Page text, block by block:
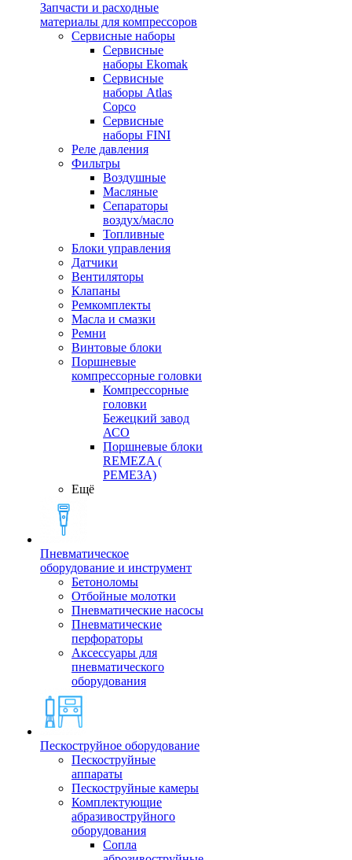
Запчасти и расходные
материалы для компрессоров
Cервисные наборы
Сервисные
наборы Ekomak
Cервисные
наборы Atlas
Copco
Сервисные
наборы FINI
Реле давления
Фильтры
Воздушные
Масляные
Сепараторы
воздух/масло
Топливные
Блоки управления
Датчики
Вентиляторы
Клапаны
Ремкомплекты
Масла и смазки
Ремни
Винтовые блоки
Поршневые
компрессорные головки
Компрессорные
головки
Бежецкий завод
АСО
Поршневые блоки
REMEZA (
РЕМЕЗА)
Ещё
Пневматическое
оборудование и инструмент
Бетоноломы
Отбойные молотки
Пневматические насосы
Пневматические
перфораторы
Аксессуары для
пневматического
оборудования
Пескоструйное оборудование
Пескоструйные
аппараты
Пескоструйные камеры
Комплектующие
абразивоструйного
оборудования
Сопла